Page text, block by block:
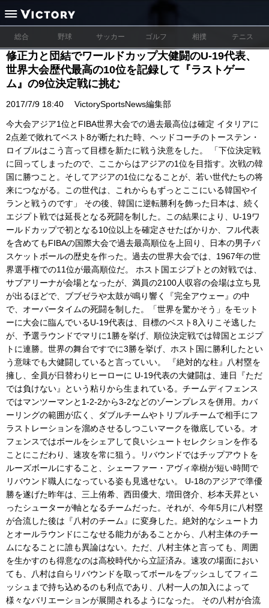
総合 野球 サッカー ゴルフ 相撲 テニス
修正力と団結でワールドカップ大健闘のU-19代表、
世界大会歴代最高の10位を記録して『ラストゲー
ム』の9位決定戦に挑む
2017/7/9 18:40 VictorySportsNews編集部
今大会アジア1位とFIBA世界大会での過去最高位は確定 イタリアに
2点差で敗れてベスト8が断たれた時、ヘッドコーチのトーステン・
ロイブルはこう言って目標を新たに戦う決意をした。 「下位決定戦
に回ってしまったので、ここからはアジアの1位を目指す。次戦の韓
国に勝つこと。そしてアジアの1位になることが、若い世代たちの将
来につながる。この世代は、これからもずっとここにいる韓国やイ
ランと戦うのです」 その後、韓国に逆転勝利を飾った日本は、続く
エジプト戦では延長となる死闘を制した。この結果により、U-19ワ
ールドカップで初となる10位以上を確定させたばかりか、フル代表
を含めてもFIBAの国際大会で過去最高順位を上回り、日本の男子バ
スケットボールの歴史を作った。過去の世界大会では、1967年の世
界選手権での11位が最高順位だ。 ホスト国エジプトとの対戦では、
サブアリーナが会場となったが、満員の2100人収容の会場は立ち見
が出るほどで、ブブゼラや太鼓が鳴り響く『完全アウェー』の中
で、オーバータイムの死闘を制した。「世界を驚かそう」をモット
ーに大会に臨んでいるU-19代表は、目標のベスト8入りこそ逃した
が、予選ラウンドでマリに1勝を挙げ、順位決定戦では韓国とエジプ
トに連勝。世界の舞台ですでに3勝を挙げ、ホスト国に勝利したとい
う意味でも大健闘していると言っていい。 『絶対的な柱』八村塁を
擁し、全員が日替わりヒーローに U-19代表の大健闘は、連日『ただ
では負けない』という粘りから生まれている。チームディフェンス
ではマンツーマンと1-2-2から3-2などのゾーンプレスを併用。カバ
ーリングの範囲が広く、ダブルチームやトリプルチームで相手にフ
ラストレーションを溜めさせるしつこいマークを徹底している。オ
フェンスではボールをシェアして良いシュートセレクションを作る
ことにこだわり、速攻を常に狙う。リバウンドではチップアウトを
ルーズボールにすること、シェーファー・アヴィ幸樹が短い時間で
リバウンド職人になっている姿も見逃せない。 U-18のアジアで準優
勝を遂げた昨年は、三上侑希、西田優大、増田啓介、杉本天昇とい
ったシューターが軸となるチームだった。それが、今年5月に八村塁
が合流した後は『八村のチーム』に変身した。絶対的なシュート力
とオールラウンドにこなせる能力があることから、八村主体のチー
ムになることに誰も異論はない。ただ、八村主体と言っても、周囲
を生かすのも得意なのは高校時代から立証済み。速攻の場面におい
ても、八村は自らリバウンドを取ってボールをプッシュしてフィニ
ッシュまで持ち込めるのも利点であり、八村一人の加入によって
様々なバリエーションが展開されるようになった。 その八村が合流